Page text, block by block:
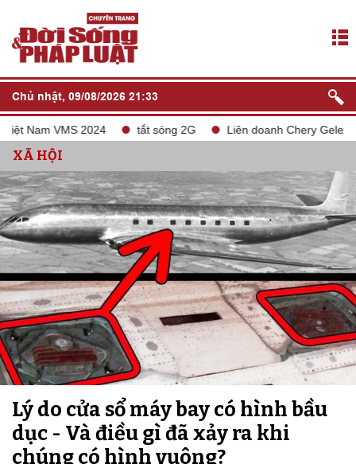
Chủ nhật, 09/08/2026 21:33
VMS 2024 tắt sóng 2G Liên doanh Chery Geleximco
XÃ HỘI
Lý do cửa sổ máy bay có hình bầu
dục - Và điều gì đã xảy ra khi
chúng có hình vuông?